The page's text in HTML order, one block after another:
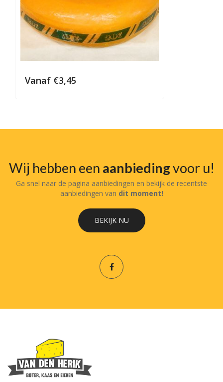
Vanaf €3,45
Wij hebben een aanbiedingvoor u!
Ga snel naar de pagina aanbiedingen en bekijk de recentste
aanbiedingen van dit moment!
BEKIJK NU